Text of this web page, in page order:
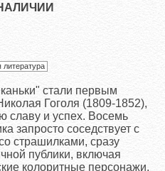
литература
стали первым
Гоголя (1809-1852),
славу и успех. Восемь
запросто соседствует с
страшилками, сразу
публики, включая
колоритные персонажи,